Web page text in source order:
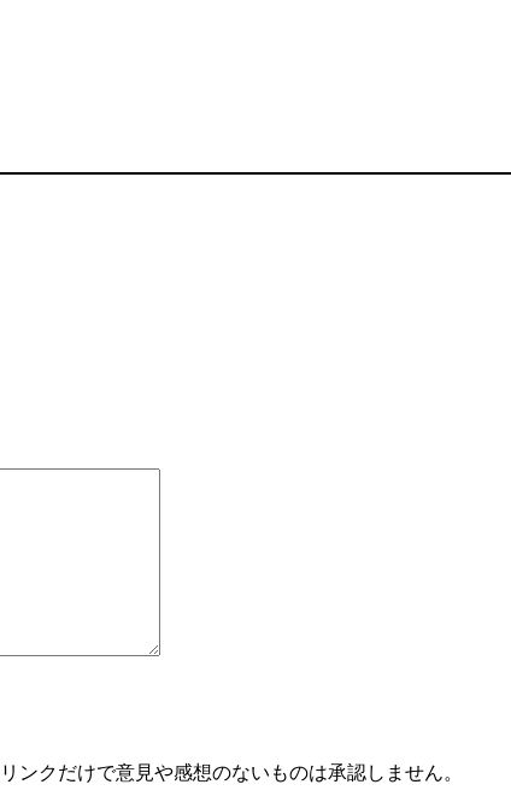
ンクだけで意見や感想のないものは承認しません。